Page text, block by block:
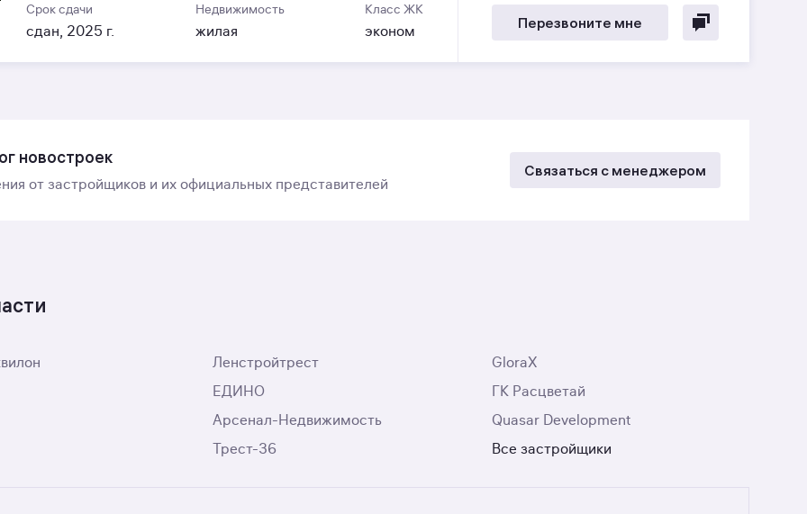
Срок сдачи
сдан, 2025 г.
Недвижимость
жилая
Класс ЖК
эконом Перезвоните мне
новостроек
от застройщиков и их официальных представителей
Связаться с менеджером
Ленстройтрест
GloraX
ЕДИНО
ГК Расцветай
Арсенал-Недвижимость
Quasar Development
Трест-36
Все застройщики